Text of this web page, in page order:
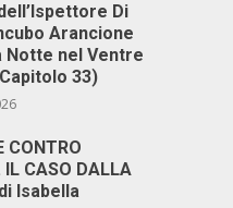
Di
Arancione
Notte nel Ventre
33)
CONTRO
IL CASO DALLA
Isabella